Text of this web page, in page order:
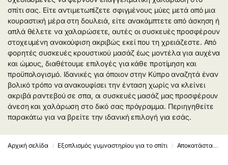
σπίτι σας. Είτε αντιμετωπίζετε σφιγμένους μύες μετά από μια
κουραστική μέρα στη δουλειά, είτε ανακάμπτετε από άσκηση ή
απλά θέλετε να χαλαρώσετε, αυτές οι συσκευές προσφέρουν
στοχευμένη ανακούφιση ακριβώς εκεί που τη χρειάζεστε. Από
φορητές συσκευές κρουστικού μασάζ έως μοντέλα για αυχένα
και ώμους, διαθέτουμε επιλογές για κάθε προτίμηση και
προϋπολογισμό. Ιδανικές για όποιον στην Κύπρο αναζητά έναν
βολικό τρόπο να ανακουφίσει την ένταση χωρίς να κλείνει
ακριβά ραντεβού σε σπα, οι συσκευές μασάζ μας προσφέρουν
άνεση και χαλάρωση στο δικό σας πρόγραμμα. Περιηγηθείτε
παρακάτω για να βρείτε την ιδανική επιλογή για εσάς.
Αρχική σελίδα / Εξοπλισμός γυμναστηρίου για το σπίτι / Αποκατάσταση και Ευεξία